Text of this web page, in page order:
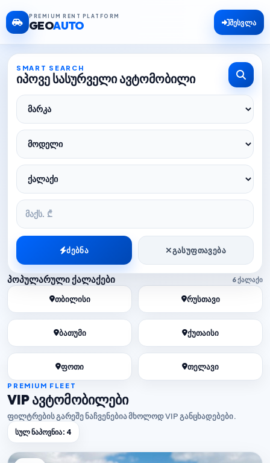
PREMIUM RENT PLATFORM
GEOAUTO შესვლა
SMART SEARCH
იპოვე სასურველი ავტომობილი
ᲫᲔᲑᲜᲐ ᲒᲐᲡᲣᲤᲗᲐᲕᲔᲑᲐ
პოპულარული ქალაქები 6 ქალაქი
თბილისი რუსთავი
ბათუმი ქუთაისი
ფოთი თელავი
PREMIUM FLEET
VIP ავტომობილები
ფილტრების გარეშე ნაჩვენებია მხოლოდ VIP განცხადებები.
სულ ნაპოვნია: 4